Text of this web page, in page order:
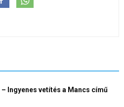
Ingyenes vetítés a Mancs című